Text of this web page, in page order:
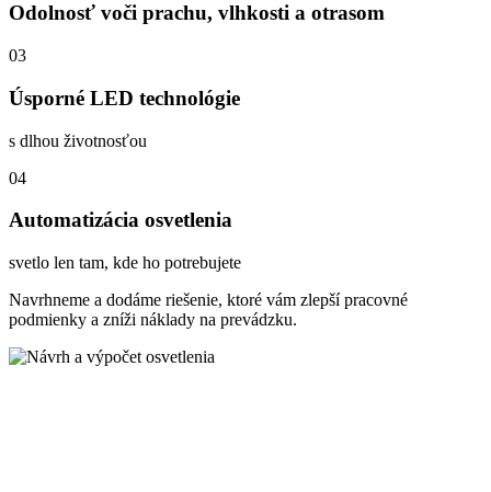
Odolnosť voči prachu, vlhkosti a otrasom
03
Úsporné LED technológie
s dlhou životnosťou
04
Automatizácia osvetlenia
svetlo len tam, kde ho potrebujete
Navrhneme a dodáme riešenie, ktoré vám zlepší pracovné
podmienky a zníži náklady na prevádzku.